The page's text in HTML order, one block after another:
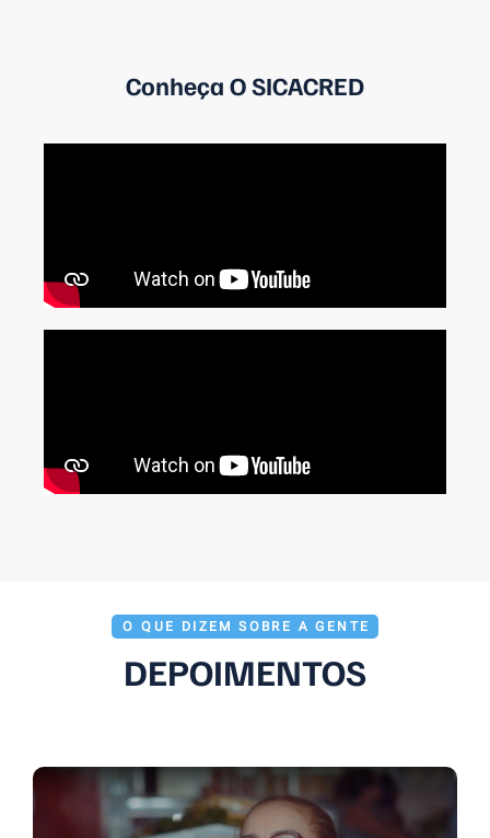
Conheça O SICACRED
O QUE DIZEM SOBRE A GENTE
DEPOIMENTOS